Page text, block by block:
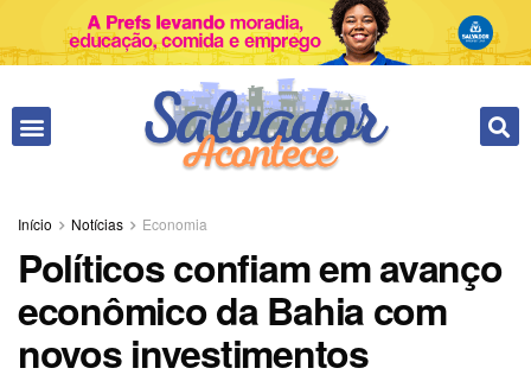
Início Notícias Economia
Políticos confiam em avanço
econômico da Bahia com
novos investimentos